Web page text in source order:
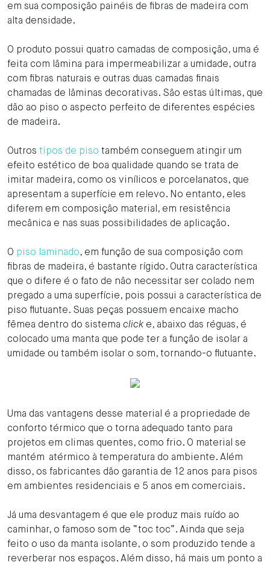
em sua composição painéis de fibras de madeira com
alta densidade.
O produto possui quatro camadas de composição, uma é
feita com lâmina para impermeabilizar a umidade, outra
com fibras naturais e outras duas camadas finais
chamadas de lâminas decorativas. São estas últimas, que
dão ao piso o aspecto perfeito de diferentes espécies
de madeira.
Outros tipos de piso também conseguem atingir um
efeito estético de boa qualidade quando se trata de
imitar madeira, como os vinílicos e porcelanatos, que
apresentam a superfície em relevo. No entanto, eles
diferem em composição material, em resistência
mecânica e nas suas possibilidades de aplicação.
O piso laminado, em função de sua composição com
fibras de madeira, é bastante rígido. Outra característica
que o difere é o fato de não necessitar ser colado nem
pregado a uma superfície, pois possui a característica de
piso flutuante. Suas peças possuem encaixe macho
fêmea dentro do sistema click e, abaixo das réguas, é
colocado uma manta que pode ter a função de isolar a
umidade ou também isolar o som, tornando-o flutuante.
Uma das vantagens desse material é a propriedade de
conforto térmico que o torna adequado tanto para
projetos em climas quentes, como frio. O material se
mantém atérmico à temperatura do ambiente. Além
disso, os fabricantes dão garantia de 12 anos para pisos
em ambientes residenciais e 5 anos em comerciais.
Já uma desvantagem é que ele produz mais ruído ao
caminhar, o famoso som de “toc toc”. Ainda que seja
feito o uso da manta isolante, o som produzido tende a
reverberar nos espaços. Além disso, há mais um ponto a